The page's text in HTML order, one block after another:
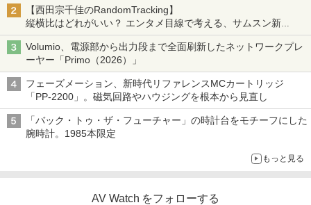
【西田宗千佳のRandomTracking】
縦横比はどれがいい？ エンタメ目線で考える、サムスン新
「Galaxy Z Fold」
Volumio、電源部から出力段まで全面刷新したネットワークプレ
ーヤー「Primo（2026）」
フェーズメーション、新時代リファレンスMCカートリッジ
「PP-2200」。磁気回路やハウジングを根本から見直し
「バック・トゥ・ザ・フューチャー」の時計台をモチーフにした
腕時計。1985本限定
もっと見る
AV Watch をフォローする